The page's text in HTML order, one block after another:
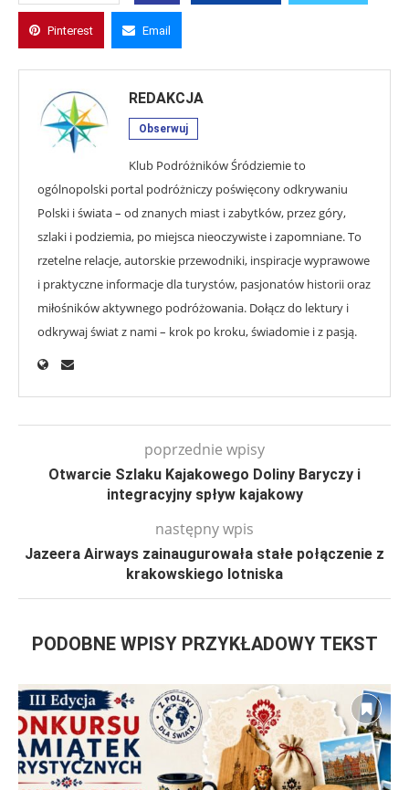
Pinterest Email
REDAKCJA
Obserwuj
Klub Podróżników Śródziemie to
ogólnopolski portal podróżniczy poświęcony odkrywaniu
Polski i świata – od znanych miast i zabytków, przez góry,
szlaki i podziemia, po miejsca nieoczywiste i zapomniane. To
rzetelne relacje, autorskie przewodniki, inspiracje wyprawowe
i praktyczne informacje dla turystów, pasjonatów historii oraz
miłośników aktywnego podróżowania. Dołącz do lektury i
odkrywaj świat z nami – krok po kroku, świadomie i z pasją.
poprzednie wpisy
Otwarcie Szlaku Kajakowego Doliny Baryczy i
integracyjny spływ kajakowy
następny wpis
Jazeera Airways zainaugurowała stałe połączenie z
krakowskiego lotniska
PODOBNE WPISY PRZYKŁADOWY TEKST